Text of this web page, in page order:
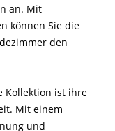
an. Mit
können Sie die
den
Kollektion ist ihre
Mit einem
und